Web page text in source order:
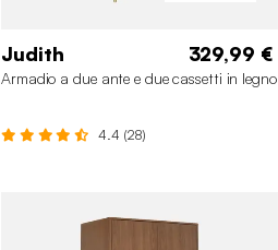
Judith 329,99 €
Armadio a due ante e due cassetti in legno
4.4 (28)